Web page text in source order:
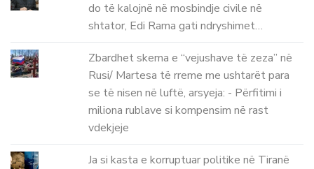
do të kalojnë në mosbindje civile në
shtator, Edi Rama gati ndryshimet…
Zbardhet skema e “vejushave të zeza” në
Rusi/ Martesa të rreme me ushtarët para
se të nisen në luftë, arsyeja: - Përfitimi i
miliona rublave si kompensim në rast
vdekjeje
Ja si kasta e korruptuar politike në Tiranë